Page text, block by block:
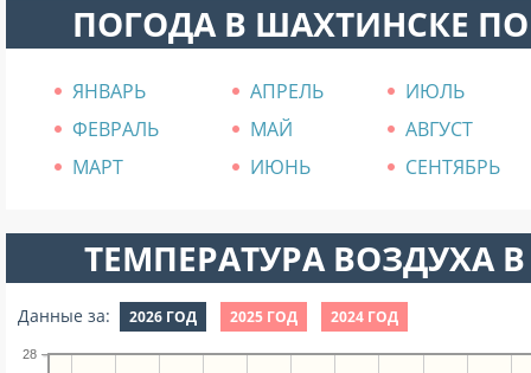
ПОГОДА В ШАХТИНСКЕ
ЯНВАРЬ АПРЕЛЬ
ИЮЛЬ
ФЕВРАЛЬ
МАЙ
АВГУСТ
МАРТ
ИЮНЬ СЕНТЯБРЬ
ТЕМПЕРАТУРА ВОЗДУХА В
Данные за: 2026 ГОД 2025 ГОД 2024 ГОД
28